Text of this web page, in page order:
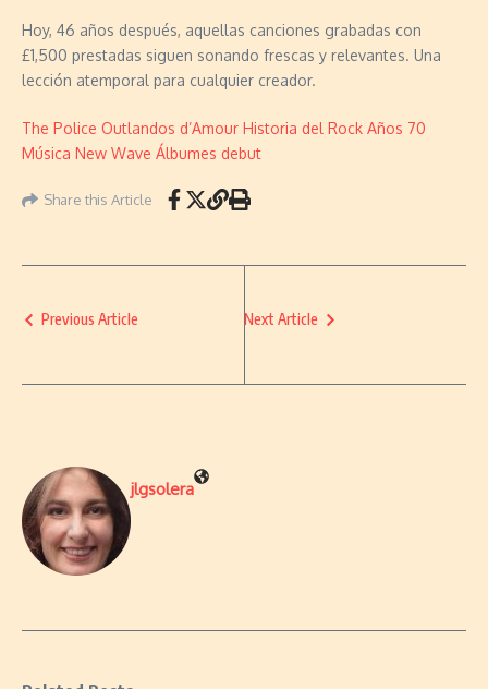
Hoy, 46 años después, aquellas canciones grabadas con
£1,500 prestadas siguen sonando frescas y relevantes. Una
lección atemporal para cualquier creador.
The Police Outlandos d’Amour Historia del Rock Años 70
Música New Wave Álbumes debut
Share this Article
Previous Article Next Article
jlgsolera